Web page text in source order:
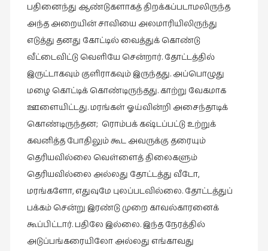
பதினைந்து ஆண்டுகளாகத் திறக்கப்படாமலிருந்த
அந்த அறையின் சாவியை அலமாரியிலிருந்து
எடுத்து தனது கோட்டில் வைத்துக் கொண்டு
வீட்டைவிட்டு வெளியே சென்றார். தோட்டத்தில்
இருட்டாகவும் குளிராகவும் இருந்தது. அப்பொழுது
மழை கொட்டிக் கொண்டிருந்தது. காற்று வேகமாக
ஊளையிட்டது. மரங்கள் ஓய்வின்றி அசைந்தாடிக்
கொண்டிருந்தன; ரொம்பக் கஷ்டப்பட்டு உற்றுக்
கவனித்த போதிலும் கூட அவருக்கு தரையும்
தெரியவில்லை வெள்ளைத் திலைகளும்
தெரியவில்லை அல்லது தோட்டத்து வீடோ,
மரங்களோ, எதுவுமே புலப்படவில்லை. தோட்டத்துப்
பக்கம் சென்று இரண்டு முறை காவல்காரனைக்
கூப்பிட்டார். பதிலே இல்லை. இந்த நேரத்தில்
அடுப்பங்கரையிலோ அல்லது எங்காவது